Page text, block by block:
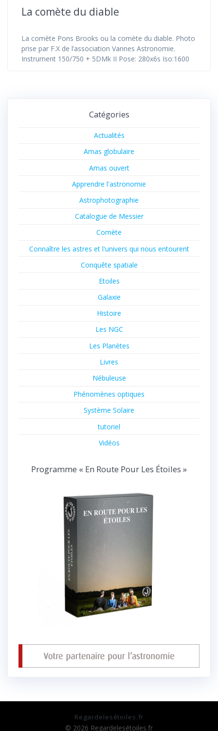
La comète du diable
La comète Pons Brooks ou la comète du diable. Photo
prise par F.X de l’association Vannes Astronomie.
Instrument 150/750 + 5DMk II Pose: 280x6s Iso:1600
Catégories
Actualités
Amas globulaire
Amas ouvert
Apprendre l'astronomie
Astrophotographie
Catalogue de Messier
Comète
Connaître les astres et l'univers qui nous entourent
Conquête spatiale
Etoiles
Galaxie
Histoire
Les NGC
Les Planètes
Livres
Nébuleuse
Phénomènes optiques
Système Solaire
tutoriel
Vidéos
Programme « En Route Pour Les Étoiles »
Regardelesétoiles.fr
© 2026 Regardelesétoiles.fr